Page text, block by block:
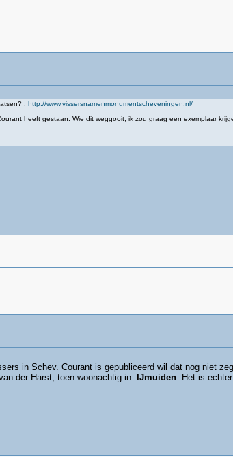
: http://www.vissersnamenmonumentscheveningen.nl/
heeft gestaan. Wie dit weggooit, ik zou graag een exemplaar
in Schev. Courant is gepubliceerd wil dat nog niet
der Harst, toen woonachtig in
IJmuiden. Het is